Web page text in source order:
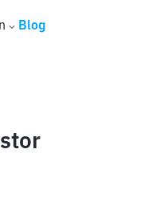
Blog